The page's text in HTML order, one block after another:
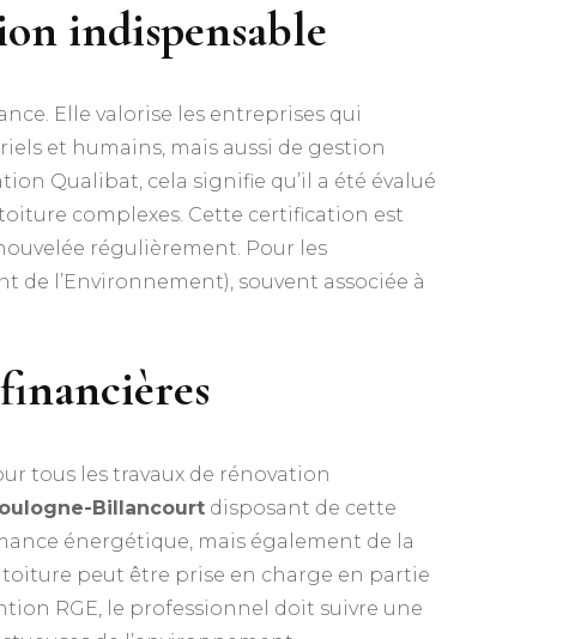
indispensable
Elle valorise les entreprises qui
et humains, mais aussi de gestion
Qualibat, cela signifie qu’il a été évalué
complexes. Cette certification est
régulièrement. Pour les
de l’Environnement), souvent associée à
tous les travaux de rénovation
Billancourt disposant de cette
énergétique, mais également de la
peut être prise en charge en partie
RGE, le professionnel doit suivre une